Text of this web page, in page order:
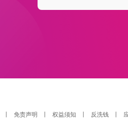
免责声明 权益须知 反洗钱